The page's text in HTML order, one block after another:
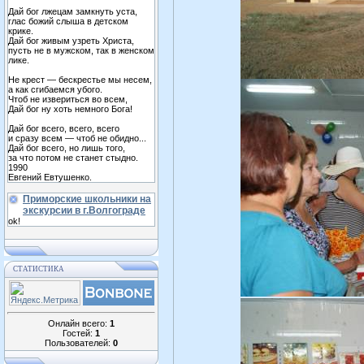
Дай бог лжецам замкнуть уста,
глас божий слыша в детском
крике.
Дай бог живым узреть Христа,
пусть не в мужском, так в женском
лике.
Не крест — бескрестье мы несем,
а как сгибаемся убого.
Чтоб не извериться во всем,
Дай бог ну хоть немного Бога!
Дай бог всего, всего, всего
и сразу всем — чтоб не обидно...
Дай бог всего, но лишь того,
за что потом не станет стыдно.
1990
Евгений Евтушенко.
Приморские школьники на
экскурсии в г.Волгограде
ok!
СТАТИСТИКА
Онлайн всего: 1
Гостей: 1
Пользователей: 0